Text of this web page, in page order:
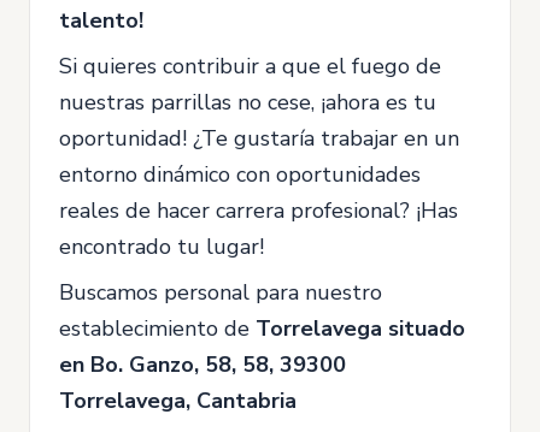
talento!
Si quieres contribuir a que el fuego de
nuestras parrillas no cese, ¡ahora es tu
oportunidad! ¿Te gustaría trabajar en un
entorno dinámico con oportunidades
reales de hacer carrera profesional? ¡Has
encontrado tu lugar!
Buscamos personal para nuestro
establecimiento de Torrelavega situado
en Bo. Ganzo, 58, 58, 39300
Torrelavega, Cantabria